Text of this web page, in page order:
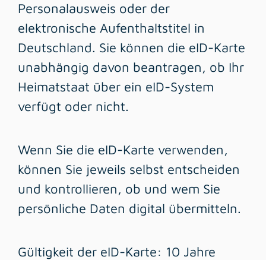
Personalausweis oder der
elektronische Aufenthaltstitel in
Deutschland. Sie können die eID-Karte
unabhängig davon beantragen, ob Ihr
Heimatstaat über ein eID-System
verfügt oder nicht.
Wenn Sie die eID-Karte verwenden,
können Sie jeweils selbst entscheiden
und kontrollieren, ob und wem Sie
persönliche Daten digital übermitteln.
Gültigkeit der eID-Karte: 10 Jahre